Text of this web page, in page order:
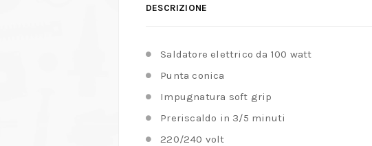
DESCRIZIONE
Saldatore elettrico da 100 watt
Punta conica
Impugnatura soft grip
Preriscaldo in 3/5 minuti
220/240 volt